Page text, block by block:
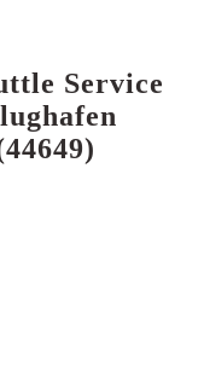
Service